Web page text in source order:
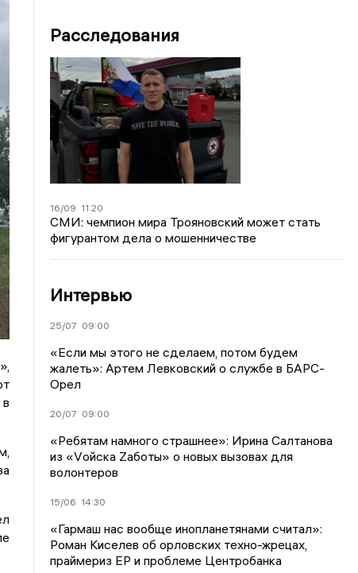
Расследования
16/09 11:20
СМИ: чемпион мира Трояновский может стать
фигурантом дела о мошенничестве
Интервью
25/07 09:00
«Если мы этого не сделаем, потом будем
жалеть»: Артем Левковский о службе в БАРС-
Орел
20/07 09:00
«Ребятам намного страшнее»: Ирина Салтанова
из «Vойска Zаботы» о новых вызовах для
волонтеров
15/06 14:30
«Гармаш нас вообще инопланетянами считал»:
Роман Киселев об орловских техно-жрецах,
праймериз ЕР и проблеме Центробанка